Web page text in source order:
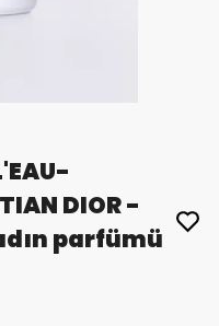
DIOR -
parfümü